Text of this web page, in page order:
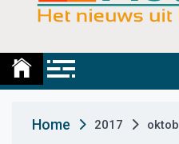
e
t
Medemblik
Home 2017